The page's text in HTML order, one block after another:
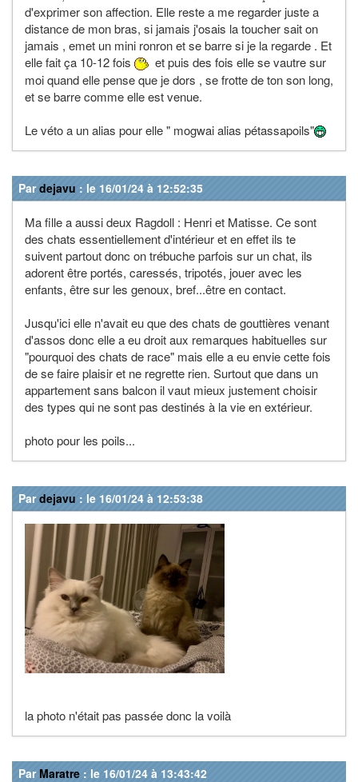
d'exprimer son affection. Elle reste a me regarder juste a
distance de mon bras, si jamais j'osais la toucher sait on
jamais , emet un mini ronron et se barre si je la regarde . Et
elle fait ça 10-12 fois
et puis des fois elle se vautre sur
moi quand elle pense que je dors , se frotte de ton son long,
et se barre comme elle est venue.
Le véto a un alias pour elle " mogwai alias pétassapoils"
Pardejavu : le 16/01/24 à 12:52:35
Ma fille a aussi deux Ragdoll : Henri et Matisse. Ce sont
des chats essentiellement d'intérieur et en effet ils te
suivent partout donc on trébuche parfois sur un chat, ils
adorent être portés, caressés, tripotés, jouer avec les
enfants, être sur les genoux, bref...être en contact.
Jusqu'ici elle n'avait eu que des chats de gouttières venant
d'assos donc elle a eu droit aux remarques habituelles sur
"pourquoi des chats de race" mais elle a eu envie cette fois
de se faire plaisir et ne regrette rien. Surtout que dans un
appartement sans balcon il vaut mieux justement choisir
des types qui ne sont pas destinés à la vie en extérieur.
photo pour les poils...
Pardejavu : le 16/01/24 à 12:53:38
la photo n'était pas passée donc la voilà
Par Maratre : le 16/01/24 à 13:43:42